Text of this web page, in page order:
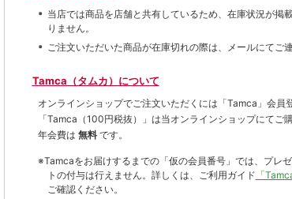
当店では商品を店舗と共有しているため、在庫状況が掲
りません。
ご注文いただいた商品が在庫切れの際は、メールにてご
Tamca（タムカ）について
オンラインショップでご注⽂いただくには「Tamca」会員
「Tamca （100円税抜）
」は当オンラインショップにてご
年会費は 無料 です。
※Tamcaをお届けするまでの「仮の会員番号」では、プレ
トの付与は⾏えません。詳しくは、ご利⽤ガイド 「
ご確認ください。